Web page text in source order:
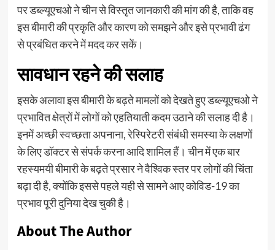
पर डब्ल्यूएचओ ने चीन से विस्तृत जानकारी की मांग की है, ताकि वह
इस बीमारी की प्रकृति और कारण को समझने और इसे प्रभावी ढंग
से प्रबंधित करने में मदद कर सकें।
सावधान रहने की सलाह
इसके अलावा इस बीमारी के बढ़ते मामलों को देखते हुए डब्ल्यूएचओ ने
प्रभावित क्षेत्रों में लोगों को एहतियाती कदम उठाने की सलाह दी है।
इनमें अच्छी स्वच्छता अपनाना, रेस्पिरेटरी संबंधी समस्या के लक्षणों
के लिए डॉक्टर से संपर्क करना आदि शामिल हैं। चीन में एक बार
रहस्यमयी बीमारी के बढ़ते प्रसार ने वैश्विक स्तर पर लोगों की चिंता
बढ़ा दी है, क्योंकि इससे पहले यही से सामने आए कोविड-19 का
प्रभाव पूरी दुनिया देख चुकी है।
About The Author